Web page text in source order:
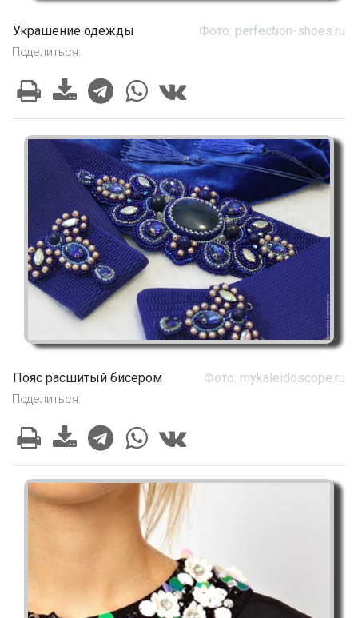
Украшение одежды Фото: perfection-shoes.ru
Поделиться:
Пояс расшитый бисером Фото: mykaleidoscope.ru
Поделиться: